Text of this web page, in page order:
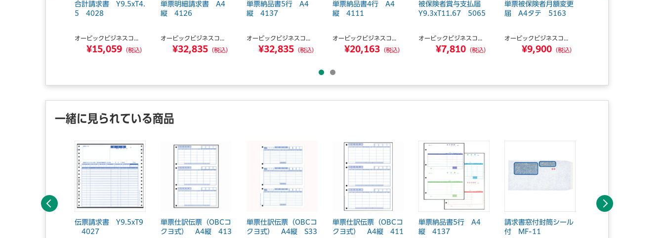
合計請求書 Y9.5xT4.
5 4028
オービックビジネスコ...
¥15,059 （税込）
単票明細請求書 A4
縦 4126
オービックビジネスコ...
¥32,835 （税込）
単票納品書5行 A4
縦 4137
オービックビジネスコ...
¥32,835 （税込）
単票納品書4行 A4
縦 4111
オービックビジネスコ...
¥20,163 （税込）
被保険者賞与支払届
Y9.3xT11.67 5065
オービックビジネスコ...
¥7,810 （税込）
単票被保険者月額変更
届 A4タテ 5163
オービックビジネスコ...
¥9,900 （税込）
一緒に見られている商品
伝票請求書 Y9.5xT9
4027
単票仕訳伝票（OBCコ
クヨ式） A4縦 413
単票仕訳伝票（OBCコ
クヨ式） A4縦 S33
単票仕訳伝票（OBCコ
クヨ式） A4縦 411
単票納品書5行 A4
縦 4137
請求書窓付封筒シール
付 MF-11
前へ 次へ